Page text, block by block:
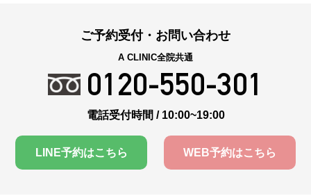
ご予約受付・お問い合わせ
A CLINIC全院共通
0120-550-301
電話受付時間 / 10:00~19:00
LINE予約はこちら WEB予約はこちら